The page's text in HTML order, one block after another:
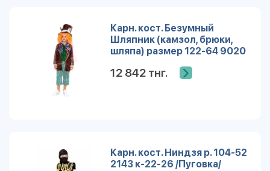
Карн. кост. Безумный
Шляпник (камзол, брюки,
шляпа) размер 122-64 9020
12 842 тнг.
Карн. кост. Ниндзя р. 104-52
2143 к-22-26 /Пуговка/